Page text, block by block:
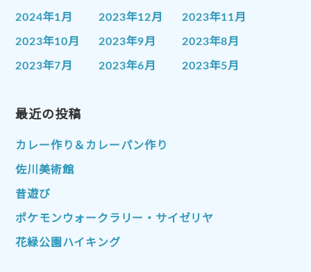
2024年1月 2023年12月 2023年11月
2023年10月 2023年9月 2023年8月
2023年7月 2023年6月 2023年5月
2023年1月
2022年10月 2022年9月
2022年7月
2022年4月
2022年1月 2021年12月 2021年11月
2021年10月 2021年9月
最近の投稿
カレー作り＆カレーパン作り
佐川美術館
昔遊び
ポケモンウォークラリー・サイゼリヤ
花緑公園ハイキング